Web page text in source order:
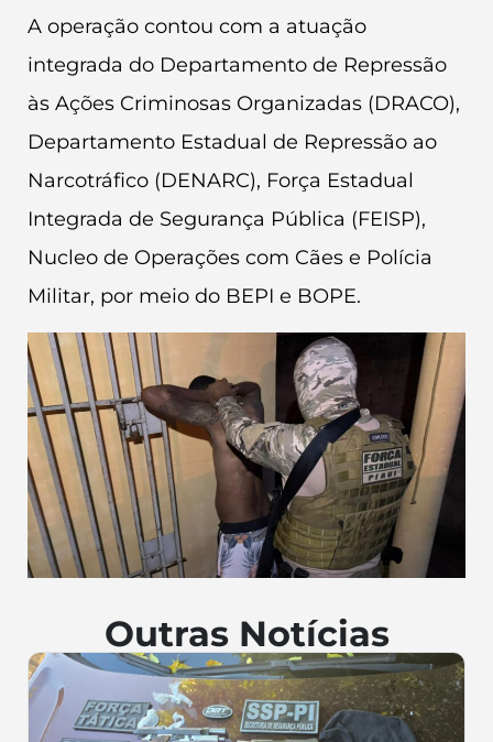
A operação contou com a atuação
integrada do Departamento de Repressão
às Ações Criminosas Organizadas (DRACO),
Departamento Estadual de Repressão ao
Narcotráfico (DENARC), Força Estadual
Integrada de Segurança Pública (FEISP),
Nucleo de Operações com Cães e Polícia
Militar, por meio do BEPI e BOPE.
Outras Notícias